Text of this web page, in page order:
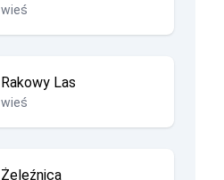
wieś
Rakowy Las
wieś
Żeleźnica